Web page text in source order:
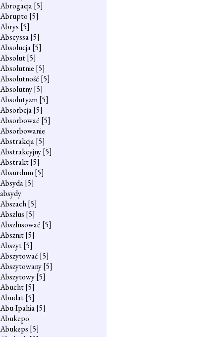
Abrogacja[5]
Abrupto [5]
Abrys [5]
Abscyssa[5]
Absolucja[5]
Absolut[5]
Absolutnie [5]
Absolutność [5]
Absolutny[5]
Absolutyzm[5]
Absorbcja[5]
Absorbować [5]
Absorbowanie
Abstrakcja[5]
Abstrakcyjny[5]
Abstrakt[5]
Absurdum[5]
Absyda[5]
absydy
Abszach[5]
Abszlus [5]
Abszlusować [5]
Absznit[5]
Abszyt[5]
Abszytować [5]
Abszytowany[5]
Abszytowy[5]
Abucht[5]
Abudat[5]
Abu-Ipahia[5]
Abukepo
Abukeps [5]